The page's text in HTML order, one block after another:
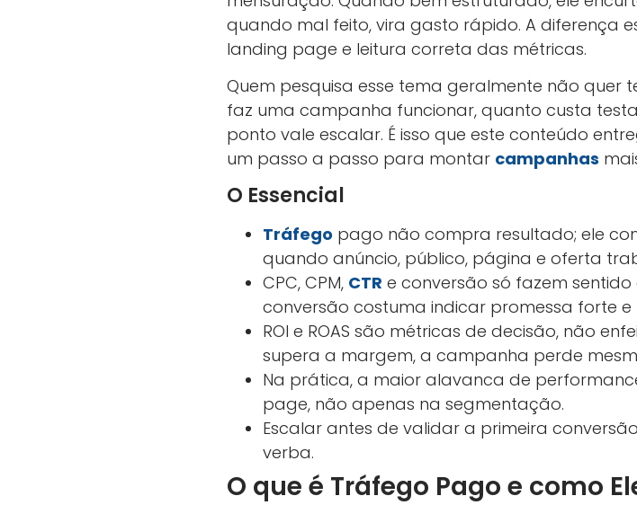
quando mal feito, vira gasto rápido. A diferença
landing page e leitura correta das métricas.
Quem pesquisa esse tema geralmente não quer
faz uma campanha funcionar, quanto custa
ponto vale escalar. É isso que este conteúdo
um passo a passo para montar campanhas
O Essencial
Tráfego pago não compra resultado; ele
quando anúncio, público, página e oferta
CPC, CPM, CTR e conversão só fazem sentido
conversão costuma indicar promessa forte
ROI e ROAS são métricas de decisão, não
supera a margem, a campanha perde
Na prática, a maior alavanca de
page, não apenas na segmentação.
Escalar antes de validar a primeira
verba.
O que é Tráfego Pago e como